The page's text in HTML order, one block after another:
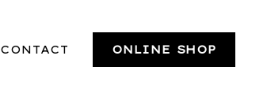
CONTACT ONLINE SHOP